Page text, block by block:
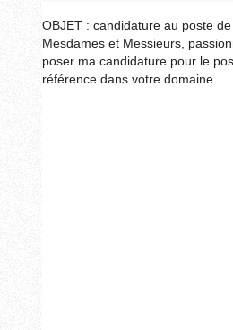
OBJET : candidature au poste
Mesdames et Messieurs,
poser ma candidature pour le
référence dans votre domaine